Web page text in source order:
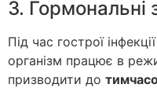
3. Гормональні
Під час гострої
організм працює в
призводити до